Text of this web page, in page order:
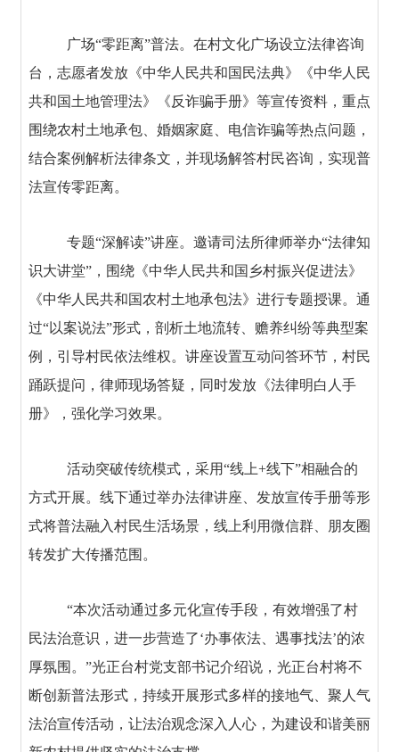
广场“零距离”普法。在村文化广场设立法律咨询
台，志愿者发放《中华人民共和国民法典》《中华人民
共和国土地管理法》《反诈骗手册》等宣传资料，重点
围绕农村土地承包、婚姻家庭、电信诈骗等热点问题，
结合案例解析法律条文，并现场解答村民咨询，实现普
法宣传零距离。
专题“深解读”讲座。邀请司法所律师举办“法律知
识大讲堂”，围绕《中华人民共和国乡村振兴促进法》
《中华人民共和国农村土地承包法》进行专题授课。通
过“以案说法”形式，剖析土地流转、赡养纠纷等典型案
例，引导村民依法维权。讲座设置互动问答环节，村民
踊跃提问，律师现场答疑，同时发放《法律明白人手
册》，强化学习效果。
活动突破传统模式，采用“线上+线下”相融合的
方式开展。线下通过举办法律讲座、发放宣传手册等形
式将普法融入村民生活场景，线上利用微信群、朋友圈
转发扩大传播范围。
“本次活动通过多元化宣传手段，有效增强了村
民法治意识，进一步营造了‘办事依法、遇事找法’的浓
厚氛围。”光正台村党支部书记介绍说，光正台村将不
断创新普法形式，持续开展形式多样的接地气、聚人气
法治宣传活动，让法治观念深入人心，为建设和谐美丽